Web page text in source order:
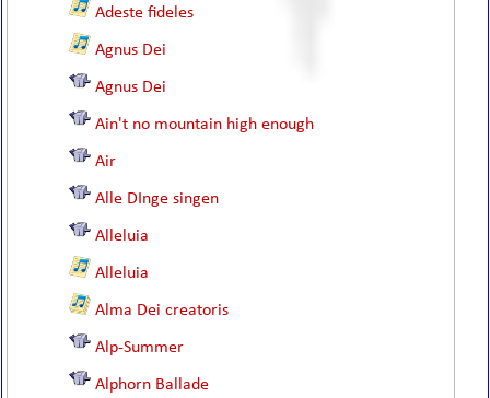
Adeste fideles
Agnus Dei
Agnus Dei
Ain't no mountain high enough
Air
Alle DInge singen
Alleluia
Alleluia
Alma Dei creatoris
Alp-Summer
Alphorn Ballade